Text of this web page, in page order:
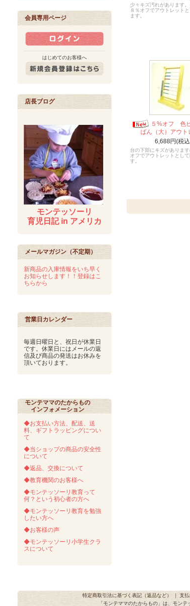
会員専用ページ
はじめてのお客様へ
店長ブログ
モンテッソーリ
育児日記 in アメリカ
メールマガジン（不定期）
新商品の入庫情報をいち早く
お知らせします！！登録はこ
ちらから
営業日カレンダー
毎週日曜日と、祝日が休業日
です。休業日にはメールの返
信及び商品の発送はお休みを
頂いております。
モンテママのたからもの
インフォメーション
◆お支払い方法、配送、送
料、ギフトラッピングについ
て
◆当ショップの商品の安全性
について
◆返品、交換について
◆教育機関のお客様へ
◆モンテッソーリ教育って
何？という初心者の方へ
◆モンテッソーリ教育を勉強
したい方へ
◆お客様の声
◆モンテッソーリ小学生クラ
スについて
少々キズ汚れがあります。
８％オフでアウトレットと
ます。
５%オフ 色
ばん（大）アウト
6,688円(税
台の下部にキズがありま
オフでアウトレットとして
す。
特定商取引法に基づく表記（返品など） ｜ 支
「モンテママのたからもの」は、モン